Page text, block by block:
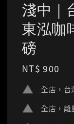
淺中｜
東泓咖
磅
Regular
NT$ 900
全店，台
全店，離